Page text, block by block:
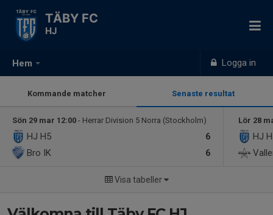
Hem Logga in
TÄBY FC
HJ
Kommande matcher Senaste resultat
Sön 29 mar 12:00 - Herrar Division 5 Norra (Stockholm)
6
HJ H5
6
Bro IK
Lör 28
HJ
Visa tabeller